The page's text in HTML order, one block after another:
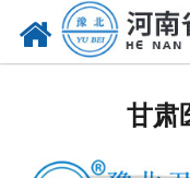
甘肃